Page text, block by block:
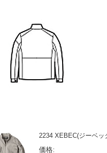
2234 XEBEC(ジーベッ
価格: